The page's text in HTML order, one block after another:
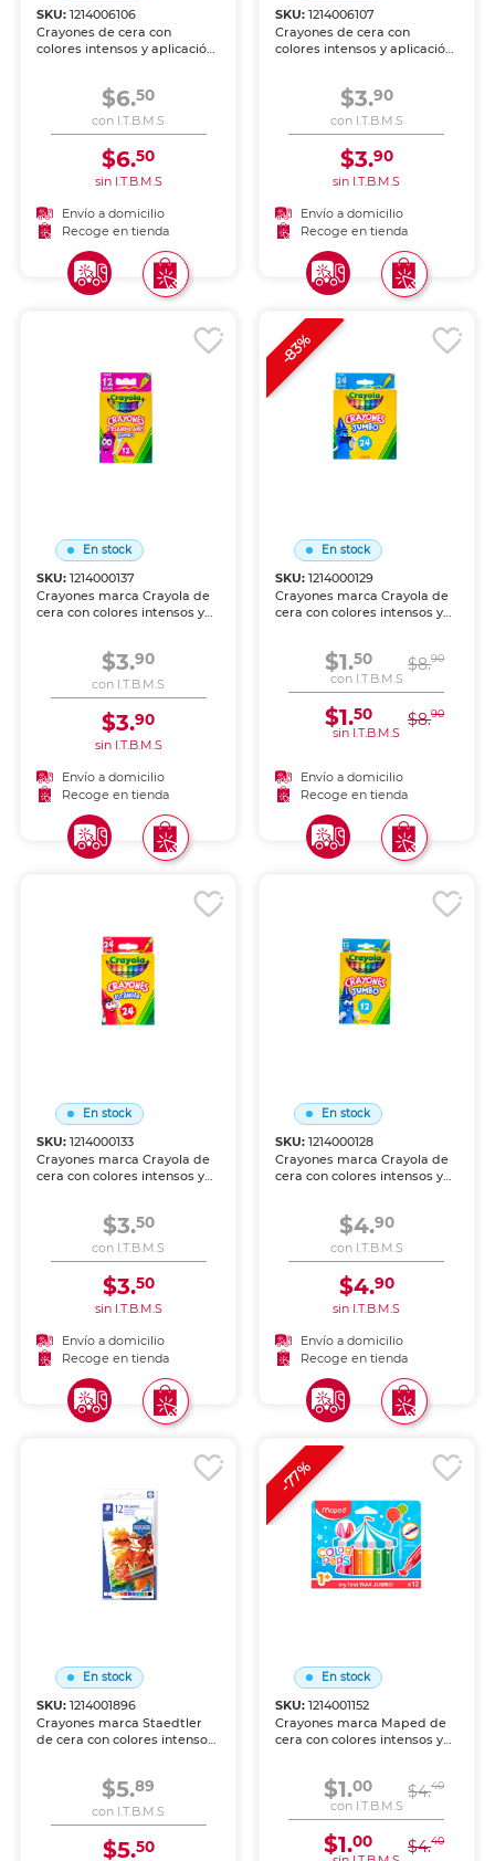
SKU:1214006106
Crayones de cera con
colores intensos y aplicación
perfectos para los más
pequeños.
$6.50
con I.T.B.M.S
$6.50
sin I.T.B.M.S
Envío a domicilio
Recoge en tienda
SKU: 1214006107
Crayones de cera con
colores intensos y aplicación
perfectos para los más
pequeños.
$3.90
con I.T.B.M.S
$3.90
sin I.T.B.M.S
Envío a domicilio
Recoge en tienda
En stock
SKU:1214000137
Crayones marca Crayola de
cera con colores intensos y
ruptura, perfectos para los
más pequeños.
$3.90
con I.T.B.M.S
$3.90
sin I.T.B.M.S
Envío a domicilio
Recoge en tienda
En stock
SKU: 1214000129
Crayones marca Crayola de
cera con colores intensos y
ruptura, perfectos para los
más pequeños.
$1.50 $8.90
con I.T.B.M.S
$1.50 $8.90
sin I.T.B.M.S
Envío a domicilio
Recoge en tienda
-83%
En stock
SKU:1214000133
Crayones marca Crayola de
cera con colores intensos y
ruptura, perfectos para los
más pequeños.
$3.50
con I.T.B.M.S
$3.50
sin I.T.B.M.S
Envío a domicilio
Recoge en tienda
En stock
SKU: 1214000128
Crayones marca Crayola de
cera con colores intensos y
ruptura, perfectos para los
más pequeños.
$4.90
con I.T.B.M.S
$4.90
sin I.T.B.M.S
Envío a domicilio
Recoge en tienda
En stock
SKU:1214001896
Crayones marca Staedtler
de cera con colores intensos
la ruptura, perfectos para
los más pequeños.
$5.89
con I.T.B.M.S
$5.50
En stock
SKU: 1214001152
Crayones marca Maped de
cera con colores intensos y
ruptura, perfectos para los
más pequeños.
$1.00 $4.40
con I.T.B.M.S
$1.00 $4.40
-77%